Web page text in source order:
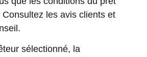
les avis clients et
sélectionné, la